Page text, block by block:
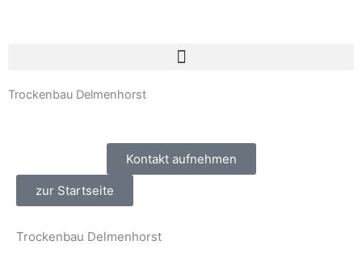
Trockenbau Delmenhorst
Kontakt aufnehmen
zur Startseite
Trockenbau Delmenhorst